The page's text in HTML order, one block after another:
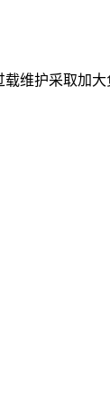
维护采取加